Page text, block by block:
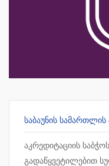
აკრედიტაციის
გადაწყვეტილებით